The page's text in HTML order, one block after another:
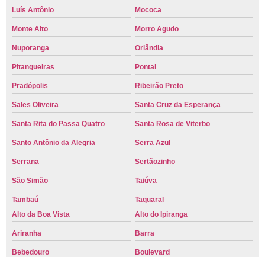
Luís Antônio Mococa
Monte Alto Morro Agudo
Nuporanga Orlândia
Pitangueiras Pontal
Pradópolis Ribeirão Preto
Sales Oliveira Santa Cruz da Esperança
Santa Rita do Passa Quatro Santa Rosa de Viterbo
Santo Antônio da Alegria Serra Azul
Serrana Sertãozinho
São Simão Taiúva
Tambaú
Taquaral
Alto da Boa Vista
Alto do Ipiranga
Ariranha Barra
Bebedouro Boulevard